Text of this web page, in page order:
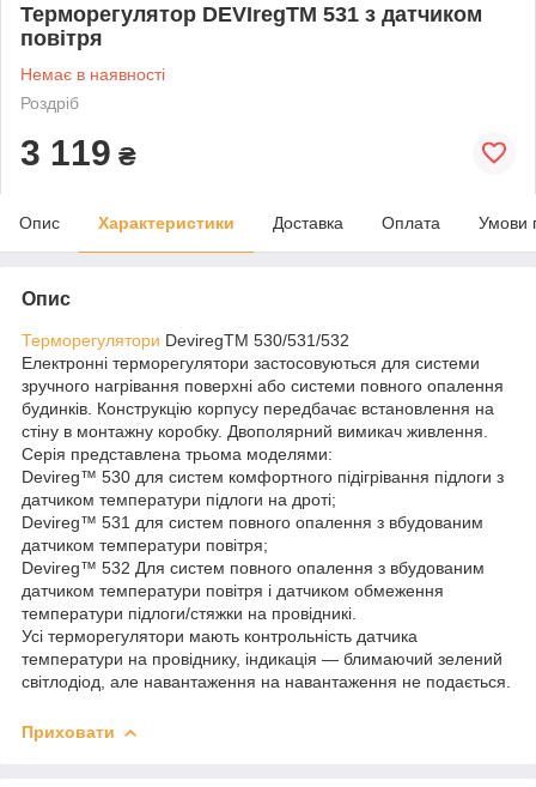
Терморегулятор DEVIregTM 531 з датчиком
повітря
Немає в наявності
Роздріб
3 119 ₴
Опис Характеристики Доставка Оплата Умови
Опис
Терморегулятори DeviregTM 530/531/532
Електронні терморегулятори застосовуються для системи
зручного нагрівання поверхні або системи повного опалення
будинків. Конструкцію корпусу передбачає встановлення на
стіну в монтажну коробку. Двополярний вимикач живлення.
Серія представлена трьома моделями:
Devireg™ 530 для систем комфортного підігрівання підлоги з
датчиком температури підлоги на дроті;
Devireg™ 531 для систем повного опалення з вбудованим
датчиком температури повітря;
Devireg™ 532 Для систем повного опалення з вбудованим
датчиком температури повітря і датчиком обмеження
температури підлоги/стяжки на провідникі.
Усі терморегулятори мають контрольність датчика
температури на провіднику, індикація — блимаючий зелений
світлодіод, але навантаження на навантаження не подається.
Приховати